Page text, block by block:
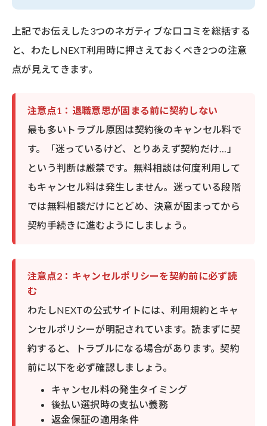
上記でお伝えした3つのネガティブな口コミを総括する
と、わたしNEXT利用時に押さえておくべき2つの注意
点が見えてきます。
注意点1：退職意思が固まる前に契約しない
最も多いトラブル原因は契約後のキャンセル料で
す。「迷っているけど、とりあえず契約だけ…」
という判断は厳禁です。無料相談は何度利用して
もキャンセル料は発生しません。迷っている段階
では無料相談だけにとどめ、決意が固まってから
契約手続きに進むようにしましょう。
注意点2：キャンセルポリシーを契約前に必ず読
む
わたしNEXTの公式サイトには、利用規約とキャ
ンセルポリシーが明記されています。読まずに契
約すると、トラブルになる場合があります。契約
前に以下を必ず確認しましょう。
キャンセル料の発生タイミング
後払い選択時の支払い義務
返金保証の適用条件